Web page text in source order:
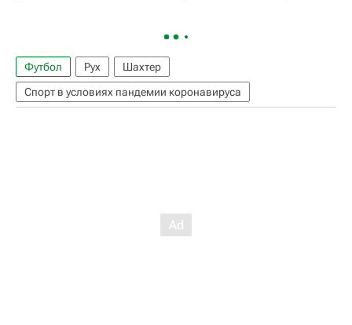
Футбол Рух
Шахтер
Спорт в условиях пандемии коронавируса